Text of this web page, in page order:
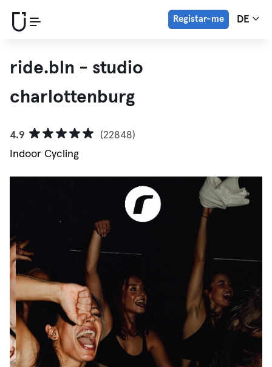
Registar-me DE
ride.bln - studio
charlottenburg
4.9
(22848)
Indoor Cycling